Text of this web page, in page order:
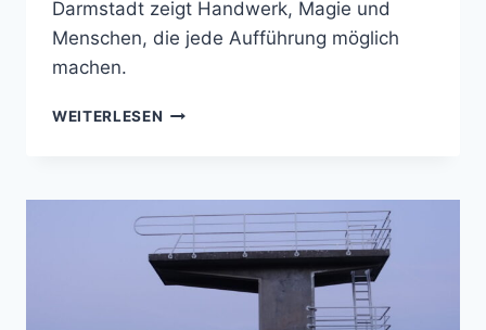
Darmstadt zeigt Handwerk, Magie und
Menschen, die jede Aufführung möglich
machen.
WEITERLESEN EIN
KULISSEN